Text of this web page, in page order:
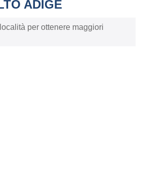
ADIGE
per ottenere maggiori